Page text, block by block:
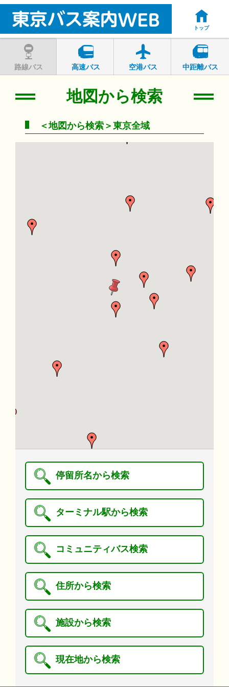
トップ
路線バス 高速バス 空港バス 中距離バス
地図から検索
＜地図から検索＞東京全域
停留所名から検索
ターミナル駅から検索
コミュニティバス検索
住所から検索
施設から検索
現在地から検索